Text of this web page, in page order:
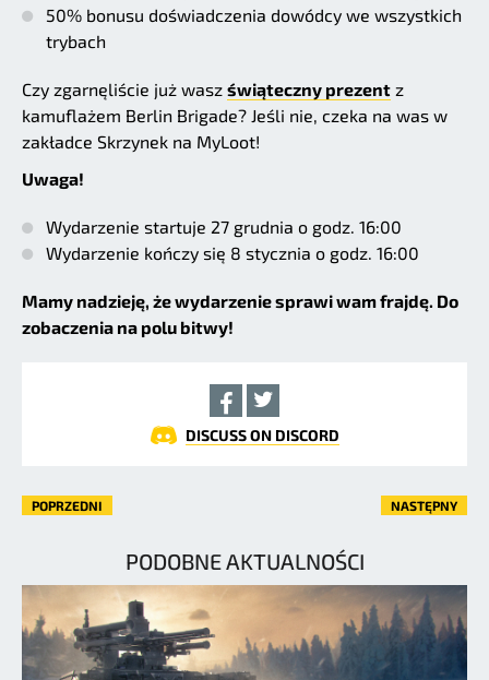
50% bonusu doświadczenia dowódcy we wszystkich
trybach
Czy zgarnęliście już wasz świąteczny prezent z
kamuflażem Berlin Brigade? Jeśli nie, czeka na was w
zakładce Skrzynek na MyLoot!
Uwaga!
Wydarzenie startuje 27 grudnia o godz. 16:00
Wydarzenie kończy się 8 stycznia o godz. 16:00
Mamy nadzieję, że wydarzenie sprawi wam frajdę. Do
zobaczenia na polu bitwy!
DISCUSS ON DISCORD
POPRZEDNI NASTĘPNY
PODOBNE AKTUALNOŚCI